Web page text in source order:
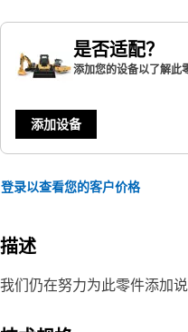
是否适配？
添加您的设备以了解此
添加设备
登录以查看您的客户价格
描述
我们仍在努力为此零件添加说